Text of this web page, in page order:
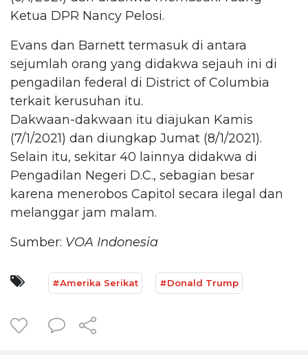
Ketua DPR Nancy Pelosi.
Evans dan Barnett termasuk di antara
sejumlah orang yang didakwa sejauh ini di
pengadilan federal di District of Columbia
terkait kerusuhan itu.
Dakwaan-dakwaan itu diajukan Kamis
(7/1/2021) dan diungkap Jumat (8/1/2021).
Selain itu, sekitar 40 lainnya didakwa di
Pengadilan Negeri D.C., sebagian besar
karena menerobos Capitol secara ilegal dan
melanggar jam malam.
Sumber: VOA Indonesia
#Amerika Serikat #Donald Trump